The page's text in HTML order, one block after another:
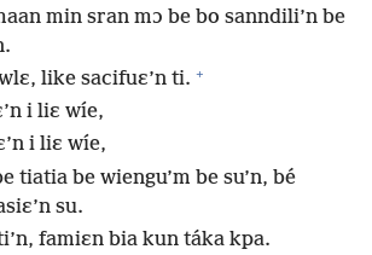
min sran mɔ be bo sanndili’n be
like sacifuɛ’n ti. +
i liɛ wíe,
i liɛ wíe,
tiatia be wiengu’m be su’n, bé
su.
famiɛn bia kun táka kpa.